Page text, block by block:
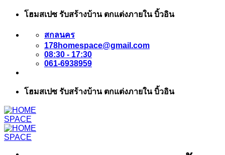
ข้าม
โฮมสเปซ รับสร้างบ้าน ตกแต่งภายใน บิ้วอิน
สกลนคร
178homespace@gmail.com
08:30 - 17:30
061-6938959
โฮมสเปซ รับสร้างบ้าน ตกแต่งภายใน บิ้วอิน